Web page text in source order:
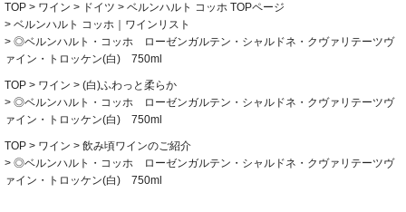
TOP ワイン ドイツ
ベルンハルト コッホ TOPページ
ベルンハルト コッホ｜ワインリスト
◎ベルンハルト・コッホ ローゼンガルテン・シャルドネ・クヴァリテーツヴ
ァイン・トロッケン(白) 750ml
TOP ワイン
(白)ふわっと柔らか
◎ベルンハルト・コッホ ローゼンガルテン・シャルドネ・クヴァリテーツヴ
ァイン・トロッケン(白) 750ml
TOP ワイン
飲み頃ワインのご紹介
◎ベルンハルト・コッホ ローゼンガルテン・シャルドネ・クヴァリテーツヴ
ァイン・トロッケン(白) 750ml